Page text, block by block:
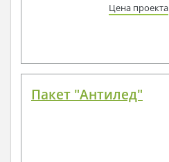
Цена проекта
Пакет "Антилед"